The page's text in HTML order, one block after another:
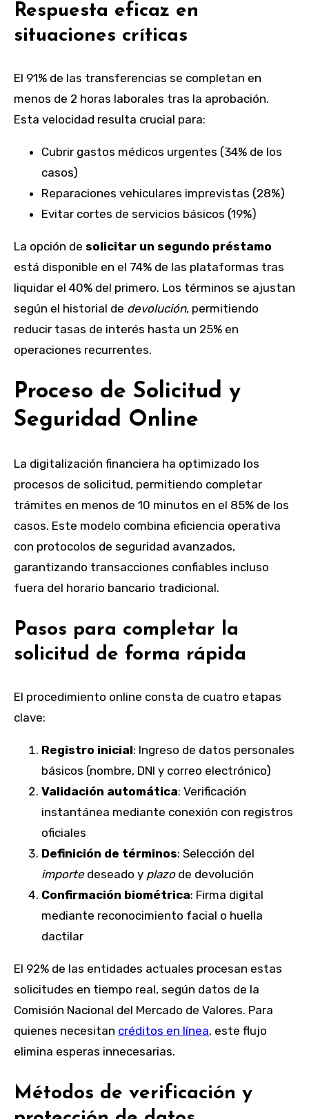
Respuesta eficaz en
situaciones críticas
El 91% de las transferencias se completan en
menos de 2 horas laborales tras la aprobación.
Esta velocidad resulta crucial para:
Cubrir gastos médicos urgentes (34% de los
casos)
Reparaciones vehiculares imprevistas (28%)
Evitar cortes de servicios básicos (19%)
La opción de solicitar un segundo préstamo
está disponible en el 74% de las plataformas tras
liquidar el 40% del primero. Los términos se ajustan
según el historial de devolución, permitiendo
reducir tasas de interés hasta un 25% en
operaciones recurrentes.
Proceso de Solicitud y
Seguridad Online
La digitalización financiera ha optimizado los
procesos de solicitud, permitiendo completar
trámites en menos de 10 minutos en el 85% de los
casos. Este modelo combina eficiencia operativa
con protocolos de seguridad avanzados,
garantizando transacciones confiables incluso
fuera del horario bancario tradicional.
Pasos para completar la
solicitud de forma rápida
El procedimiento online consta de cuatro etapas
clave:
Registro inicial: Ingreso de datos personales
básicos (nombre, DNI y correo electrónico)
Validación automática: Verificación
instantánea mediante conexión con registros
oficiales
Definición de términos: Selección del
importe deseado y plazode devolución
Confirmación biométrica: Firma digital
mediante reconocimiento facial o huella
dactilar
El 92% de las entidades actuales procesan estas
solicitudes en tiempo real, según datos de la
Comisión Nacional del Mercado de Valores. Para
quienes necesitan créditos en línea, este flujo
elimina esperas innecesarias.
Métodos de verificación y